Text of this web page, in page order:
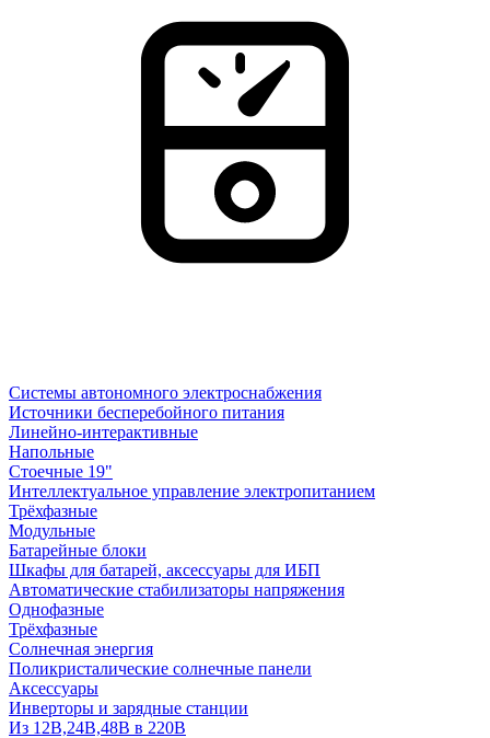
Системы автономного электроснабжения
Источники бесперебойного питания
Линейно-интерактивные
Напольные
Стоечные 19"
Интеллектуальное управление электропитанием
Трёхфазные
Модульные
Батарейные блоки
Шкафы для батарей, аксессуары для ИБП
Автоматические стабилизаторы напряжения
Однофазные
Трёхфазные
Солнечная энергия
Поликристалические солнечные панели
Аксессуары
Инверторы и зарядные станции
Из 12В,24В,48В в 220В